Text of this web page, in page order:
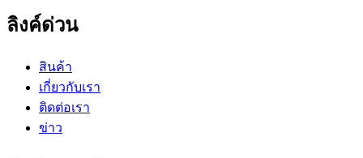
ลิงค์ด่วน
สินค้า
เกี่ยวกับเรา
ติดต่อเรา
ข่าว